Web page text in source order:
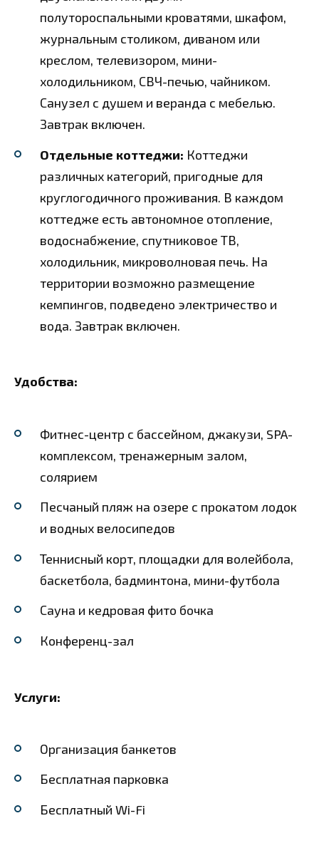
полутороспальными кроватями, шкафом,
журнальным столиком, диваном или
креслом, телевизором, мини-
холодильником, СВЧ-печью, чайником.
Санузел с душем и веранда с мебелью.
Завтрак включен.
Отдельные коттеджи: Коттеджи
различных категорий, пригодные для
круглогодичного проживания. В каждом
коттедже есть автономное отопление,
водоснабжение, спутниковое ТВ,
холодильник, микроволновая печь. На
территории возможно размещение
кемпингов, подведено электричество и
вода. Завтрак включен.
Удобства:
Фитнес-центр с бассейном, джакузи, SPA-
комплексом, тренажерным залом,
солярием
Песчаный пляж на озере с прокатом лодок
и водных велосипедов
Теннисный корт, площадки для волейбола,
баскетбола, бадминтона, мини-футбола
Сауна и кедровая фито бочка
Конференц-зал
Услуги:
Организация банкетов
Бесплатная парковка
Бесплатный Wi-Fi